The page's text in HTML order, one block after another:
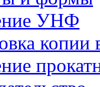
УНФ
копии